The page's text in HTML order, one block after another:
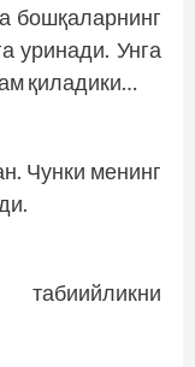
бошқаларнинг
уринади. Унга
қиладики…
Чунки менинг